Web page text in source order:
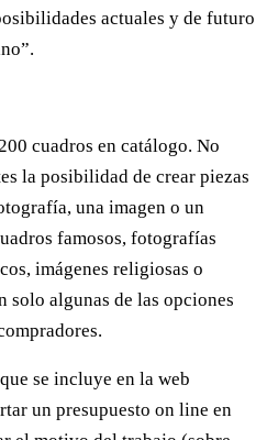
actuales y de futuro
cuadros en catálogo. No
la posibilidad de crear piezas
una imagen o un
famosos, fotografías
imágenes religiosas o
solo algunas de las opciones
se incluye en la web
un presupuesto on line en